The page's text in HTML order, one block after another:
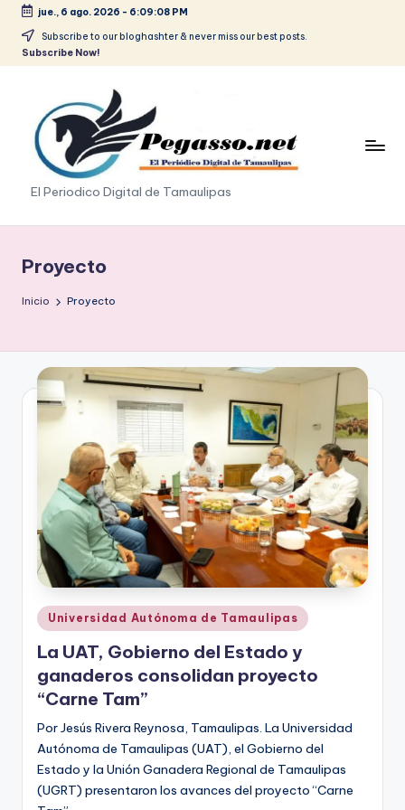
Saltar
jue., 6 ago. 2026 - 6:09:09 PM
Subscribe to our bloghashter & never miss our best posts.
Subscribe Now!
p
e
g
s
.
p
r
s
El Periodico Digital de Tamaulipas
Proyecto
Inicio Proyecto
Publicado
en
Universidad Autónoma de Tamaulipas
La UAT, Gobierno del Estado y
ganaderos consolidan proyecto
“Carne Tam”
Por Jesús Rivera Reynosa, Tamaulipas. La Universidad
Autónoma de Tamaulipas (UAT), el Gobierno del
Estado y la Unión Ganadera Regional de Tamaulipas
(UGRT) presentaron los avances del proyecto “Carne